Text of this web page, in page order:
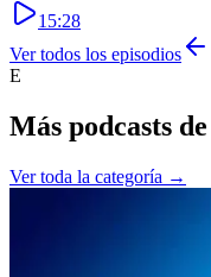
15:28
Ver todos los episodios
E
Más podcasts de
Ver toda la categoría →